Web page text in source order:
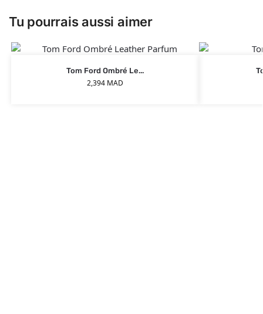
Tu pourrais aussi aimer
Tom Ford Ombré Le...
2,394 MAD